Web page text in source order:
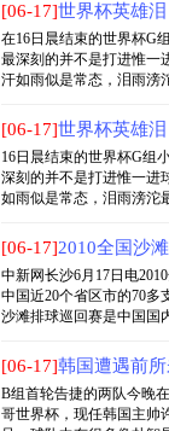
[06-17]世界杯英雄
在16日晨结束的世界杯G
最深刻的并不是打进惟一
汗如雨似是常态，泪雨滂
[06-17]世界杯英雄
16日晨结束的世界杯G组
深刻的并不是打进惟一进
如雨似是常态，泪雨滂沱
[06-17]2010全国沙
中新网长沙6月17日电
中国近20个省区市的70多
沙滩排球巡回赛是中国国
[06-17]韩国遭遇前
B组首轮告捷的两队今晚
哥世界杯，现任韩国主帅